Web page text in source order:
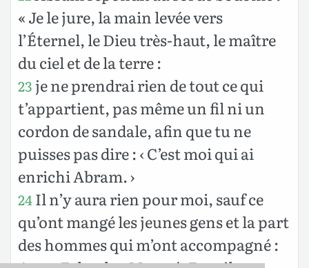
« Je le jure, la main levée vers
l’Éternel, le Dieu très-haut, le maître
du ciel et de la terre :
23 je ne prendrai rien de tout ce qui
t’appartient, pas même un fil ni un
cordon de sandale, afin que tu ne
puisses pas dire : ‹ C’est moi qui ai
enrichi Abram. ›
24Il n’y aura rien pour moi, sauf ce
qu’ont mangé les jeunes gens et la part
des hommes qui m’ont accompagné :